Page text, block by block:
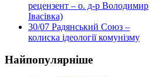
рецензент – о. д-р Володимир
Івасівка)
30/07 Радянський Союз –
колиска ідеології комунізму
Найпопулярніше